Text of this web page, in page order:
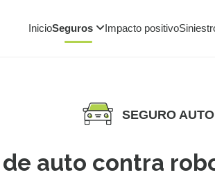
InicioSeguros Impacto positivo
SEGURO AUTO
auto contra